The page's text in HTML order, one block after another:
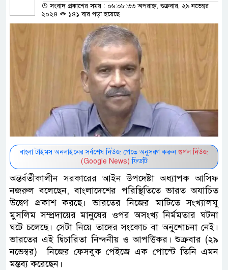
সংবাদ প্রকাশের সময় : ০৬:০৮:৩৩ অপরাহ্ন, শুক্রবার, ২৯ নভেম্বর
২০২৪
১৪১ বার পড়া হয়েছে
বাংলা টাইমস অনলাইনের সর্বশেষ নিউজ পেতে অনুসরণ করুন গুগল নিউজ
(Google News) ফিডটি
অন্তর্বর্তীকালীন সরকারের আইন উপদেষ্টা অধ্যাপক আসিফ
নজরুল বলেছেন, বাংলাদেশের পরিস্থিতিতে ভারত অযাচিত
উদ্বেগ প্রকাশ করছে। ভারতের নিজের মাটিতে সংখ্যালঘু
মুসলিম সম্প্রদায়ের মানুষের ওপর অসংখ্য নির্মমতার ঘটনা
ঘটে চলেছে। সেটা নিয়ে তাদের সংকোচ বা অনুশোচনা নেই।
ভারতের এই দ্বিচারিতা নিন্দনীয় ও আপত্তিকর। শুক্রবার (২৯
নভেম্বর) নিজের ফেসবুক পেইজে এক পোস্টে তিনি এমন
মন্তব্য করেছেন।